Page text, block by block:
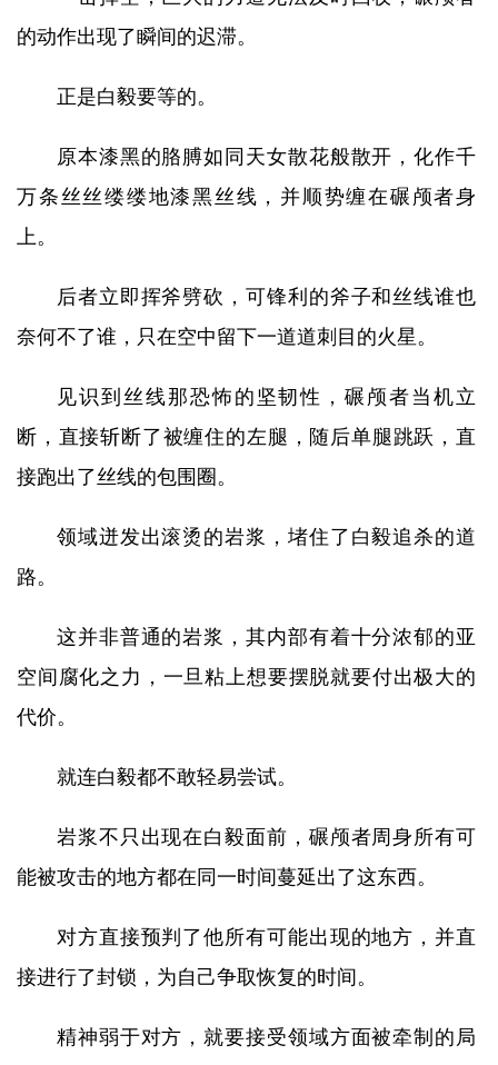
的动作出现了瞬间的迟滞。
正是白毅要等的。
原本漆黑的胳膊如同天女散花般散开，化作千
万条丝丝缕缕地漆黑丝线，并顺势缠在碾颅者身
上。
后者立即挥斧劈砍，可锋利的斧子和丝线谁也
奈何不了谁，只在空中留下一道道刺目的火星。
见识到丝线那恐怖的坚韧性，碾颅者当机立
断，直接斩断了被缠住的左腿，随后单腿跳跃，直
接跑出了丝线的包围圈。
领域迸发出滚烫的岩浆，堵住了白毅追杀的道
路。
这并非普通的岩浆，其内部有着十分浓郁的亚
空间腐化之力，一旦粘上想要摆脱就要付出极大的
代价。
就连白毅都不敢轻易尝试。
岩浆不只出现在白毅面前，碾颅者周身所有可
能被攻击的地方都在同一时间蔓延出了这东西。
对方直接预判了他所有可能出现的地方，并直
接进行了封锁，为自己争取恢复的时间。
精神弱于对方，就要接受领域方面被牵制的局